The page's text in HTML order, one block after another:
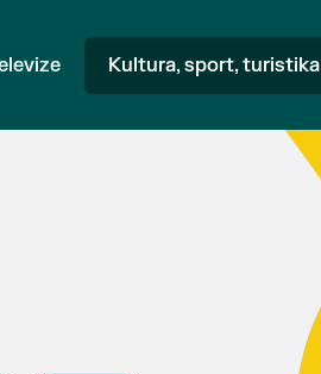
Kultura, sport, turistika